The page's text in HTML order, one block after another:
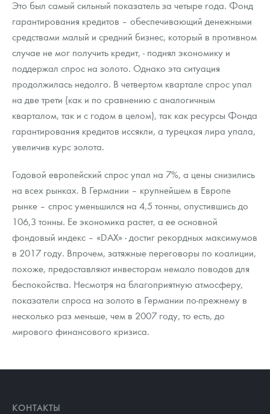
Это был самый сильный показатель за четыре года. Фонд
гарантирования кредитов – обеспечивающий денежными
средствами малый и средний бизнес, который в противном
случае не мог получить кредит, - поднял экономику и
поддержал спрос на золото. Однако эта ситуация
продолжилась недолго. В четвертом квартале спрос упал
на две трети (как и по сравнению с аналогичным
кварталом, так и с годом в целом), так как ресурсы Фонда
гарантирования кредитов иссякли, а турецкая лира упала,
увеличив курс золота.
Годовой европейский спрос упал на 7%, а цены снизились
на всех рынках. В Германии – крупнейшем в Европе
рынке – спрос уменьшился на 4,5 тонны, опустившись до
106,3 тонны. Ее экономика растет, а ее основной
фондовый индекс – «DAX» - достиг рекордных максимумов
в 2017 году. Впрочем, затяжные переговоры по коалиции,
похоже, предоставляют инвесторам немало поводов для
беспокойства. Несмотря на благоприятную атмосферу,
показатели спроса на золото в Германии по-прежнему в
несколько раз меньше, чем в 2007 году, то есть, до
мирового финансового кризиса.
КОНТАКТЫ